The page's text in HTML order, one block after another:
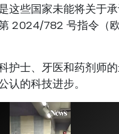
这些国家未能将关于
2024/782 号指令（
护士、牙医和药剂师
认的科技进步。